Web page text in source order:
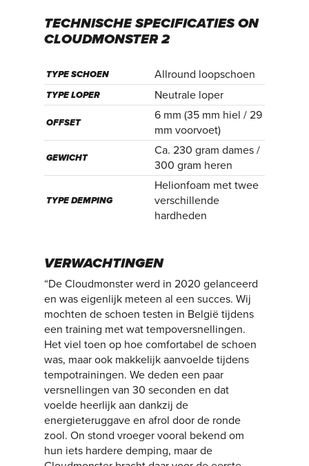
TECHNISCHE SPECIFICATIES ON
CLOUDMONSTER 2
TYPE SCHOEN Allround loopschoen
TYPE LOPER Neutrale loper
OFFSET
6 mm (35 mm hiel / 29
mm voorvoet)
GEWICHT
Ca. 230 gram dames /
300 gram heren
TYPE DEMPING
Helionfoam met twee
verschillende
hardheden
VERWACHTINGEN
“De Cloudmonster werd in 2020 gelanceerd
en was eigenlijk meteen al een succes. Wij
mochten de schoen testen in België tijdens
een training met wat tempoversnellingen.
Het viel toen op hoe comfortabel de schoen
was, maar ook makkelijk aanvoelde tijdens
tempotrainingen. We deden een paar
versnellingen van 30 seconden en dat
voelde heerlijk aan dankzij de
energieteruggave en afrol door de ronde
zool. On stond vroeger vooral bekend om
hun iets hardere demping, maar de